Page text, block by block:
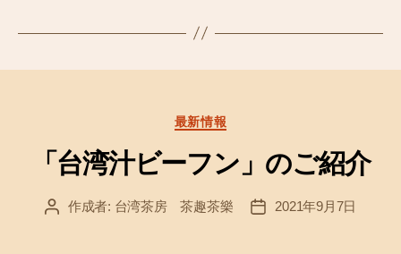
カ
テ
ゴ
リ
最新情報
「台湾汁ビーフン」のご紹介
投 作成者: 台湾茶房 茶趣茶樂
投
2021年9月7日